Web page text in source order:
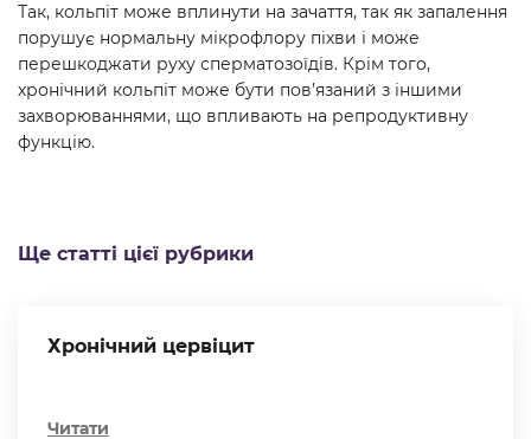
Так, кольпіт може вплинути на зачаття, так як запалення
порушує нормальну мікрофлору піхви і може
перешкоджати руху сперматозоїдів. Крім того,
хронічний кольпіт може бути пов’язаний з іншими
захворюваннями, що впливають на репродуктивну
функцію.
Ще статті цієї рубрики
Хронічний цервіцит
Читати